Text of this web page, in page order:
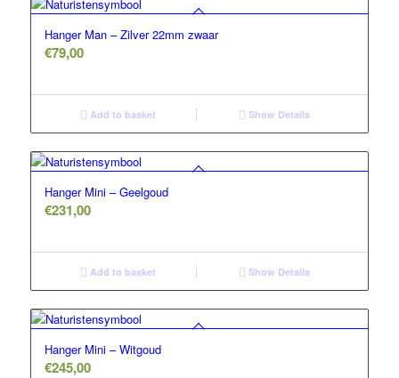
Hanger Man – Zilver 22mm zwaar
€79,00
Add to basket Show Details
Hanger Mini – Geelgoud
€231,00
Add to basket Show Details
Hanger Mini – Witgoud
€245,00